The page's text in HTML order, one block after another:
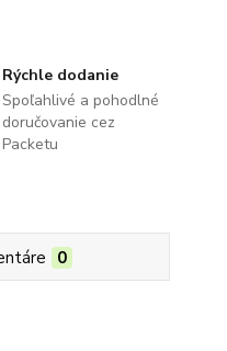
Rýchle dodanie
Spoľahlivé a pohodlné
doručovanie cez
Packetu
0